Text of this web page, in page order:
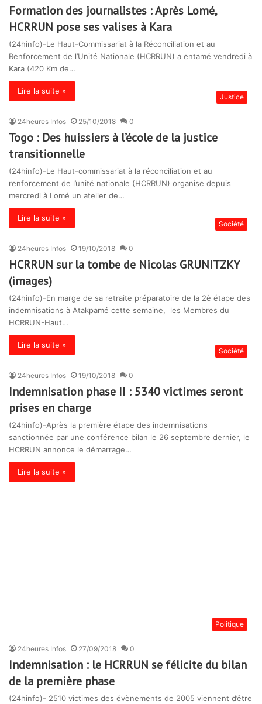
Formation des journalistes : Après Lomé,
HCRRUN pose ses valises à Kara
(24hinfo)-Le Haut-Commissariat à la Réconciliation et au
Renforcement de l’Unité Nationale (HCRRUN) a entamé vendredi à
Kara (420 Km de…
Lire la suite »
Justice
24heures Infos 25/10/2018 0
Togo : Des huissiers à l’école de la justice
transitionnelle
(24hinfo)-Le Haut-commissariat à la réconciliation et au
renforcement de l’unité nationale (HCRRUN) organise depuis
mercredi à Lomé un atelier de…
Lire la suite »
Société
24heures Infos 19/10/2018 0
HCRRUN sur la tombe de Nicolas GRUNITZKY
(images)
(24hinfo)-En marge de sa retraite préparatoire de la 2è étape des
indemnisations à Atakpamé cette semaine, les Membres du
HCRRUN-Haut…
Lire la suite »
Société
24heures Infos 19/10/2018 0
Indemnisation phase II : 5340 victimes seront
prises en charge
(24hinfo)-Après la première étape des indemnisations
sanctionnée par une conférence bilan le 26 septembre dernier, le
HCRRUN annonce le démarrage…
Lire la suite »
Politique
24heures Infos 27/09/2018 0
Indemnisation : le HCRRUN se félicite du bilan
de la première phase
(24hinfo)- 2510 victimes des évènements de 2005 viennent d’être